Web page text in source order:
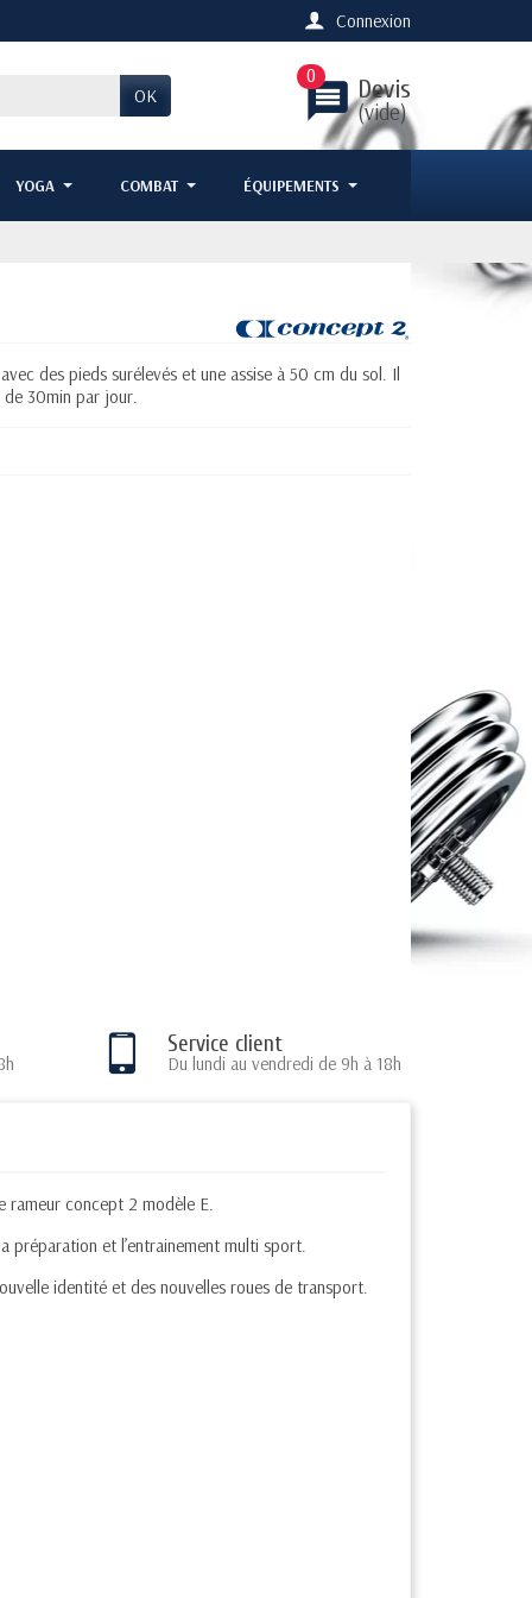
Connexion
OK message Devis
(vide)
0
YOGA COMBAT ÉQUIPEMENTS
des pieds surélevés et une assise à 50 cm du sol. Il
30min par jour.
Service client
Du lundi au vendredi de 9h à 18h
rameur concept 2 modèle E.
préparation et l’entrainement multi sport.
identité et des nouvelles roues de transport.